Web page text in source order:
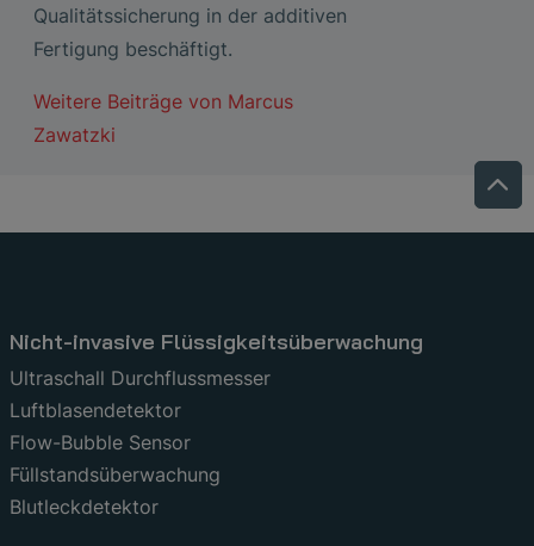
Qualitätssicherung in der additiven
Fertigung beschäftigt.
Weitere Beiträge von Marcus
Zawatzki
Nicht-invasive Flüssigkeitsüberwachung
Ultraschall Durchflussmesser
Luftblasendetektor
Flow-Bubble Sensor
Füllstandsüberwachung
Blutleckdetektor